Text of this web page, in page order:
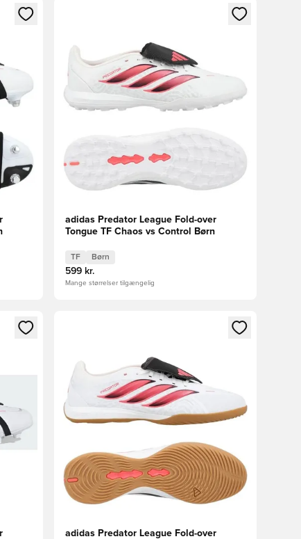
tilmelde dig som medlem
Åbner en Modal til at logge ind eller tilmelde dig
adidas Predator League Fold-over
Tongue TF Chaos vs Control Børn
TF Børn
599 kr.
Mange størrelser tilgængelig
tilmelde dig som medlem
Åbner en Modal til at logge ind eller tilmelde dig
adidas Predator League Fold-over